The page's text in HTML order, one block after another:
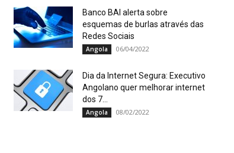
Banco BAI alerta sobre
esquemas de burlas através das
Redes Sociais
Angola 06/04/2022
Dia da Internet Segura: Executivo
Angolano quer melhorar internet
dos 7...
Angola 08/02/2022